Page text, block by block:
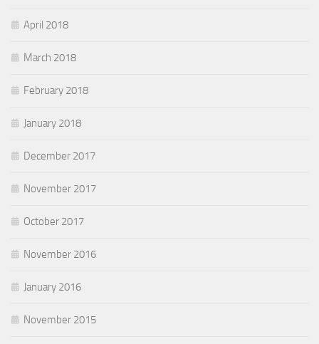
April 2018
March 2018
February 2018
January 2018
December 2017
November 2017
October 2017
November 2016
January 2016
November 2015